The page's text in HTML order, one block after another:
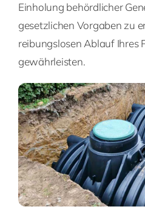
Einholung behördlicher
gesetzlichen Vorgaben zu
reibungslosen Ablauf Ihres
gewährleisten.